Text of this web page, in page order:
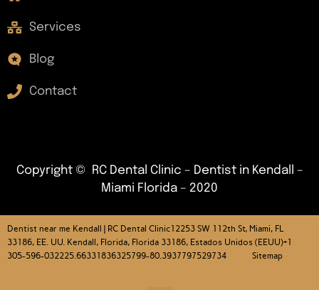
Services
Blog
Contact
Copyright © RC Dental Clinic – Dentist in Kendall –
Miami Florida – 2020
Dentist near me Kendall | RC Dental Clinic12253 SW 112th St, Miami, FL
33186, EE. UU. Kendall, Florida, Florida 33186, Estados Unidos (EEUU)+1
305-596-032225.66331836325799-80.3937797529734 Sitemap